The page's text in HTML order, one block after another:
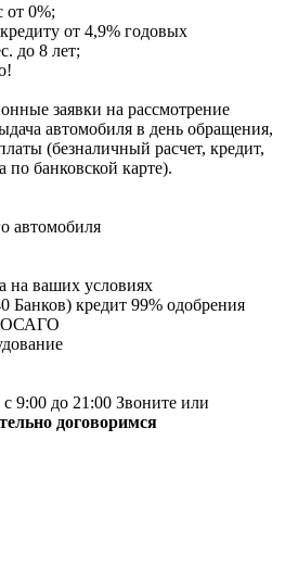
от 0%;
от 4,9% годовых
до 8 лет;
заявки на рассмотрение
автомобиля в день обращения,
(безналичный расчет, кредит,
по банковской карте).
автомобиля
на ваших условиях
Банков) кредит 99% одобрения
ОСАГО
9:00 до 21:00 Звоните или
договоримся